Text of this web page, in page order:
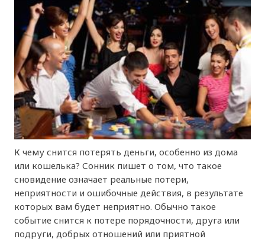
К чему снится потерять деньги, особенно из дома
или кошелька? Сонник пишет о том, что такое
сновидение означает реальные потери,
неприятности и ошибочные действия, в результате
которых вам будет неприятно. Обычно такое
событие снится к потере порядочности, друга или
подруги, добрых отношений или приятной